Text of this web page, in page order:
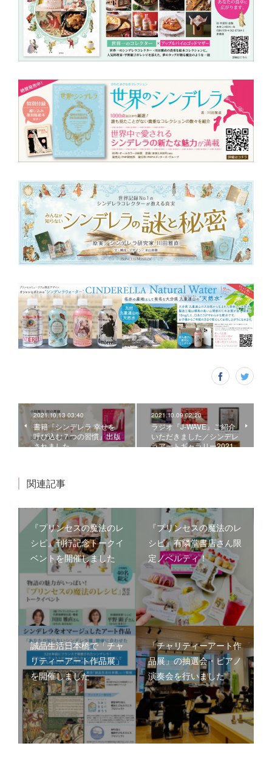
2021.10.13 03:40
書籍『シンデレラ 幸せを
呼び込む７つの習慣』出版
されました
2021.10.09 02:20
ラジオ『J-WAVE』ご紹介
いただきました／シンデレ
ラアートギャラリー2021
関連記事
『プリンセスの魔法のレ
シピ』刊行記念トークイ
ベントを開催しました
『プリンセスの魔法のレ
シピ』有隣堂書店さん限
定ノベルティ！
誠品生活日本橋で「チャ
リティーアート作品展」
を開催しました
「チャリティーアート作
品展」の抽選会・ピアノ
演奏会を行いました